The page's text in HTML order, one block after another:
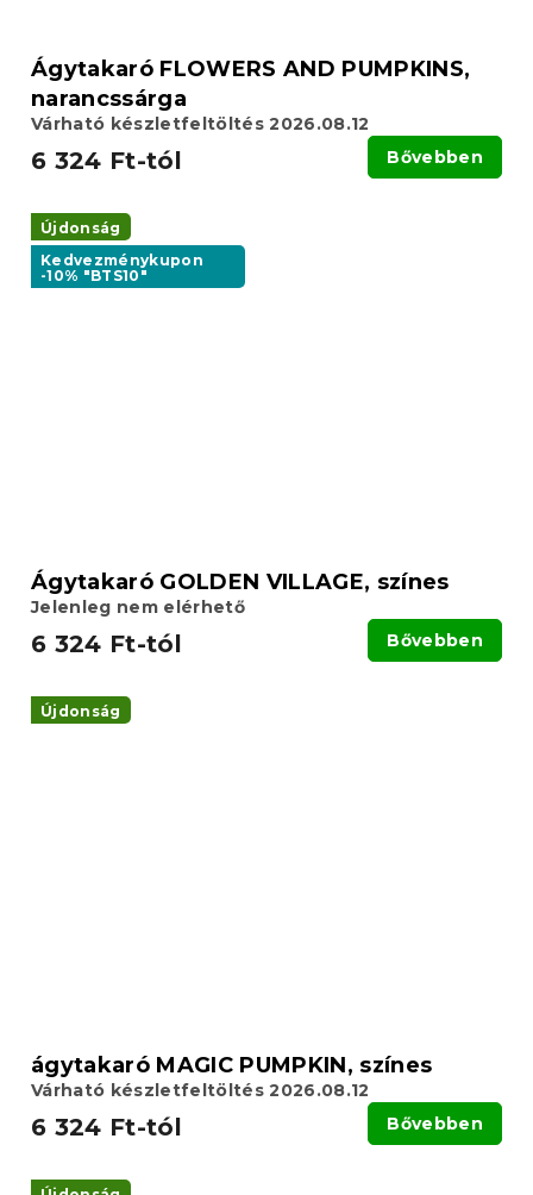
Ágytakaró FLOWERS AND PUMPKINS,
narancssárga
Várható készletfeltöltés 2026.08.12
6 324 Ft-tól Bővebben
Újdonság
Kedvezménykupon
-10% "BTS10"
Ágytakaró GOLDEN VILLAGE, színes
Jelenleg nem elérhető
6 324 Ft-tól Bővebben
Újdonság
ágytakaró MAGIC PUMPKIN, színes
Várható készletfeltöltés 2026.08.12
6 324 Ft-tól Bővebben